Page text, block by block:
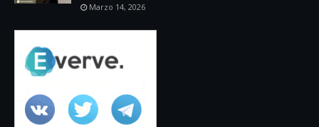
Marzo 14, 2026